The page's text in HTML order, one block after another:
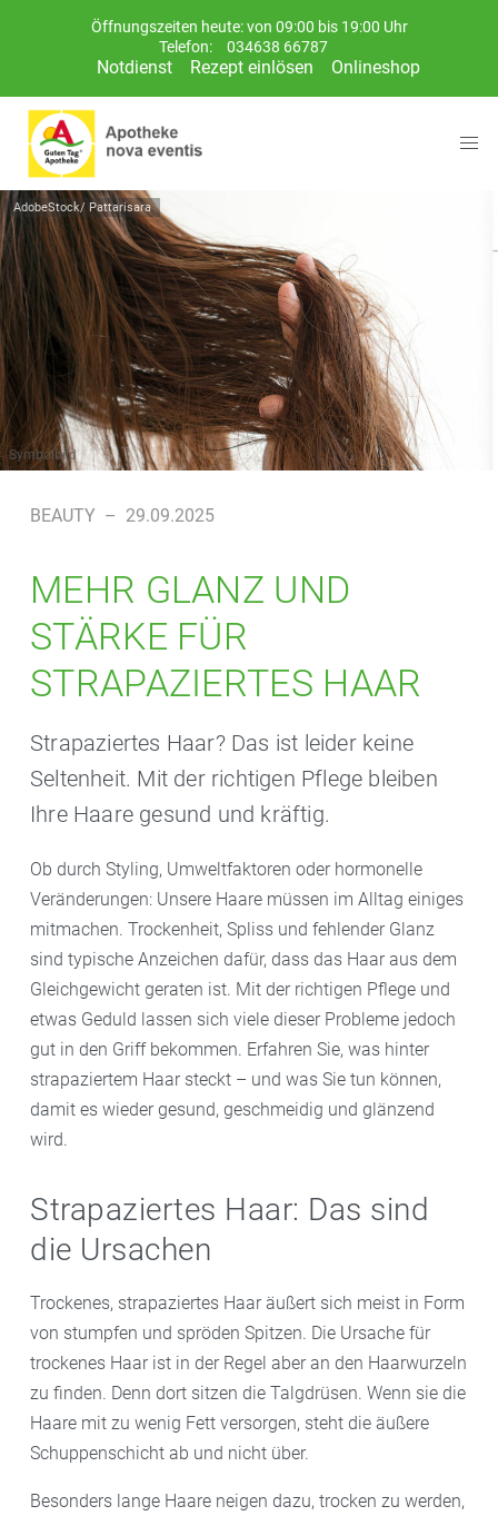
Öffnungszeiten heute: von 09:00 bis 19:00 Uhr
Telefon:
034638 66787
Notdienst Rezept einlösen Onlineshop
AdobeStock/ Pattarisara
Symbolbild
BEAUTY – 29.09.2025
MEHR GLANZ UND
STÄRKE FÜR
STRAPAZIERTES HAAR
Strapaziertes Haar? Das ist leider keine
Seltenheit. Mit der richtigen Pflege bleiben
Ihre Haare gesund und kräftig.
Ob durch Styling, Umweltfaktoren oder hormonelle
Veränderungen: Unsere Haare müssen im Alltag einiges
mitmachen. Trockenheit, Spliss und fehlender Glanz
sind typische Anzeichen dafür, dass das Haar aus dem
Gleichgewicht geraten ist. Mit der richtigen Pflege und
etwas Geduld lassen sich viele dieser Probleme jedoch
gut in den Griff bekommen. Erfahren Sie, was hinter
strapaziertem Haar steckt – und was Sie tun können,
damit es wieder gesund, geschmeidig und glänzend
wird.
Strapaziertes Haar: Das sind
die Ursachen
Trockenes, strapaziertes Haar äußert sich meist in Form
von stumpfen und spröden Spitzen. Die Ursache für
trockenes Haar ist in der Regel aber an den Haarwurzeln
zu finden. Denn dort sitzen die Talgdrüsen. Wenn sie die
Haare mit zu wenig Fett versorgen, steht die äußere
Schuppenschicht ab und nicht über.
Besonders lange Haare neigen dazu, trocken zu werden,